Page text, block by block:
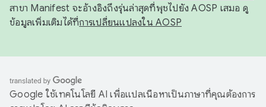
สาขา Manifest จะอ้างอิงถึงรุ่นล่าสุดที่พุชไปยัง AOSP เสมอ ดู
ข้อมูลเพิ่มเติมได้ที่การเปลี่ยนแปลงใน AOSP
Google ใช้เทคโนโลยี AI เพื่อแปลเนื้อหาเป็นภาษาที่คุณต้องการ